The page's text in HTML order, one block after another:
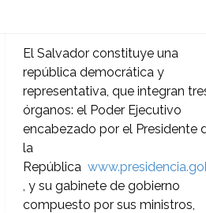
El Salvador constituye una
república democrática y
representativa, que integran
órganos: el Poder Ejecutivo
encabezado por el Presidente
la
República
, y su gabinete de gobierno
compuesto por sus ministros,